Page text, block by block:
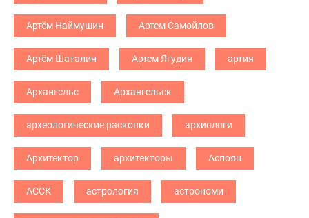
Артём Наймушин Артем Самойлов
Артём Шаталин Артем Ягудин артия
Архангельс Архангельск
археологические раскопки архиологи
Архитектор архитекторы Аспоян
АССК астрология астрономи